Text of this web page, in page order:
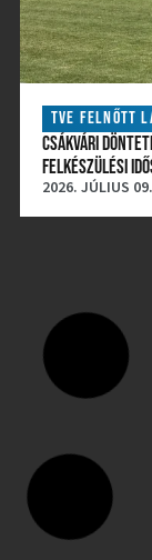
TVE FELNŐTT
CSÁKVÁRI
FELKÉSZÜLÉSI
2026. JÚLIUS
TVE FELNŐTT
HOSSZÚ ZÉTÉNY